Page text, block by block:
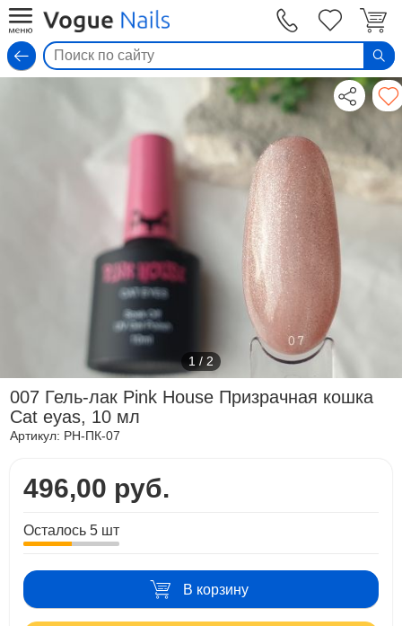
1 / 2
007 Гель-лак Pink House Призрачная кошка
Cat eyas, 10 мл
Артикул: PH-ПК-07
496,00 руб.
Осталось 5 шт
В корзину